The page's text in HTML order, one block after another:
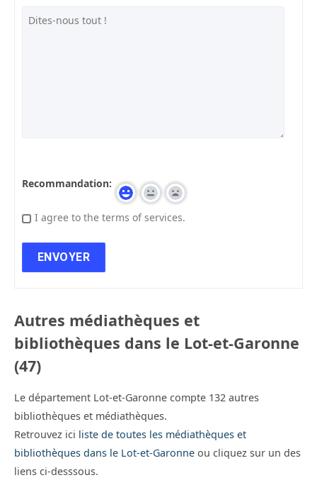
Recommandation:
I agree to the terms of services.
Autres médiathèques et
bibliothèques dans le Lot-et-Garonne
(47)
Le département Lot-et-Garonne compte 132 autres
bibliothèques et médiathèques.
Retrouvez ici liste de toutes les médiathèques et
bibliothèques dans le Lot-et-Garonne ou cliquez sur un des
liens ci-desssous.